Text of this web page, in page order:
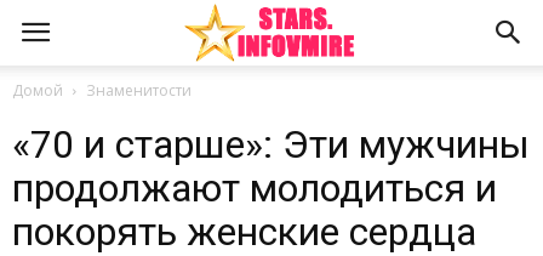
Домой Знаменитости
«70 и старше»: Эти мужчины
продолжают молодиться и
покорять женские сердца